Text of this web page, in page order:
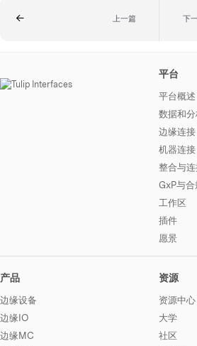
上一篇 下
平台
平台概述
数据和
边缘连接
机器连接
整合与
GxP与合
工作区
插件
愿景
产品
边缘设备
边缘IO
边缘MC
资源
资源中心
大学
社区